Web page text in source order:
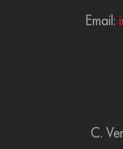
Email:
C.